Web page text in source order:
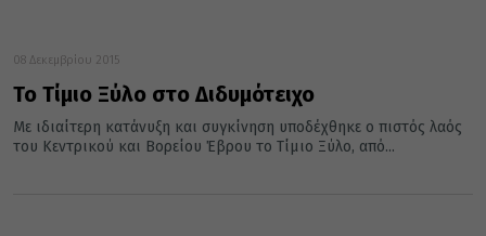
08 Δεκεμβρίου 2015
Το Τίμιο Ξύλο στο Διδυμότειχο
Με ιδιαίτερη κατάνυξη και συγκίνηση υποδέχθηκε ο πιστός λαός
του Κεντρικού και Βορείου Έβρου το Τίμιο Ξύλο, από...